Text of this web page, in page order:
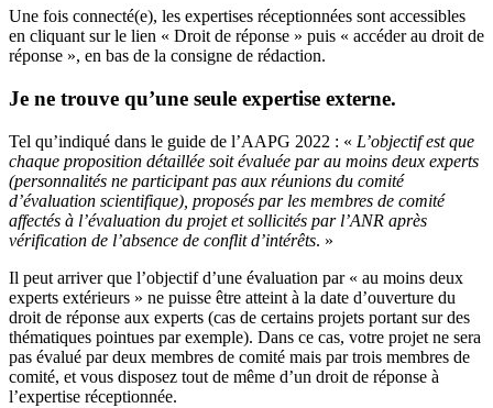
Une fois connecté(e), les expertises réceptionnées sont accessibles
en cliquant sur le lien « Droit de réponse » puis « accéder au droit de
réponse », en bas de la consigne de rédaction.
Je ne trouve qu’une seule expertise externe.
Tel qu’indiqué dans le guide de l’AAPG 2022 : « L’objectif est que
chaque proposition détaillée soit évaluée par au moins deux experts
(personnalités ne participant pas aux réunions du comité
d’évaluation scientifique), proposés par les membres de comité
affectés à l’évaluation du projet et sollicités par l’ANR après
vérification de l’absence de conflit d’intérêts. »
Il peut arriver que l’objectif d’une évaluation par « au moins deux
experts extérieurs » ne puisse être atteint à la date d’ouverture du
droit de réponse aux experts (cas de certains projets portant sur des
thématiques pointues par exemple). Dans ce cas, votre projet ne sera
pas évalué par deux membres de comité mais par trois membres de
comité, et vous disposez tout de même d’un droit de réponse à
l’expertise réceptionnée.